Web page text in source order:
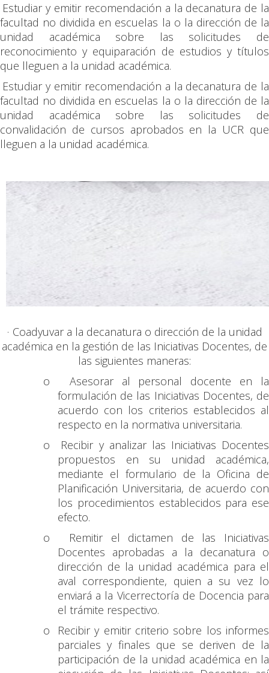
Estudiar y emitir recomendación a la decanatura de la
facultad no dividida en escuelas la o la dirección de la
unidad académica sobre las solicitudes de
reconocimiento y equiparación de estudios y títulos
que lleguen a la unidad académica.
Estudiar y emitir recomendación a la decanatura de la
facultad no dividida en escuelas la o la dirección de la
unidad académica sobre las solicitudes de
convalidación de cursos aprobados en la UCR que
lleguen a la unidad académica.
· Coadyuvar a la decanatura o dirección de la unidad
académica en la gestión de las Iniciativas Docentes, de
las siguientes maneras:
o
Asesorar al personal docente en la
formulación de las Iniciativas Docentes, de
acuerdo con los criterios establecidos al
respecto en la normativa universitaria.
o
Recibir y analizar las Iniciativas Docentes
propuestos en su unidad académica,
mediante el formulario de la Oficina de
Planificación Universitaria, de acuerdo con
los procedimientos establecidos para ese
efecto.
o
Remitir el dictamen de las Iniciativas
Docentes aprobadas a la decanatura o
dirección de la unidad académica para el
aval correspondiente, quien a su vez lo
enviará a la Vicerrectoría de Docencia para
el trámite respectivo.
o
Recibir y emitir criterio sobre los informes
parciales y finales que se deriven de la
participación de la unidad académica en la